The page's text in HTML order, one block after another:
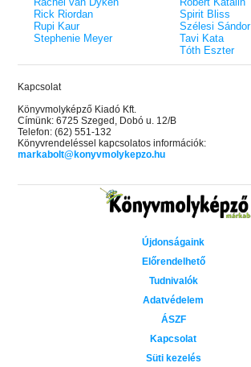
Rick Riordan
Rupi Kaur
Stephenie Meyer
Spirit Bliss
Szélesi Sándor
Tavi Kata
Tóth Eszter
Kapcsolat
Könyvmolyképző Kiadó Kft.
Címünk: 6725 Szeged, Dobó u. 12/B
Telefon: (62) 551-132
Könyvrendeléssel kapcsolatos információk:
markabolt@konyvmolykepzo.hu
Újdonságaink
Előrendelhető
Tudnivalók
Adatvédelem
ÁSZF
Kapcsolat
Süti kezelés